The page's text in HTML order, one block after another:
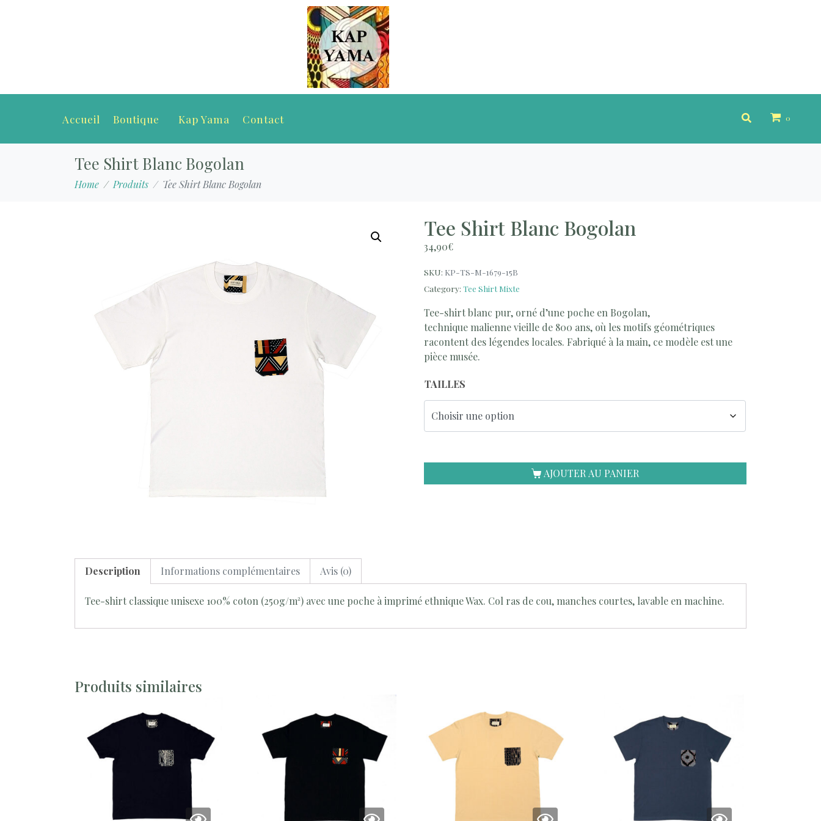
Accueil Boutique Kap Yama Contact 0
Tee Shirt Blanc Bogolan
Home Produits Tee Shirt Blanc Bogolan
Tee Shirt Blanc Bogolan
34,90€
SKU: KP-TS-M-1679-15B
Category: Tee Shirt Mixte
Tee-shirt blanc pur, orné d’une poche en Bogolan,
technique maliennevieille de 800 ans, où les motifs géométriques
racontent des légendes locales. Fabriqué à la main, ce modèle est une
pièce musée.
TAILLES
AJOUTER AU PANIER
Description Informations complémentaires Avis (0)
Tee-shirt classique unisexe 100% coton (250g/m²) avec une poche à imprimé ethnique Wax. Col ras de cou, manches courtes, lavable en machine.
Produits similaires